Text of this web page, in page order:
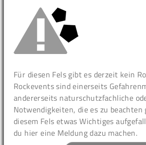
Für diesen Fels gibt es derzeit kein
Rockevents sind einerseits
andererseits naturschutzfachliche
Notwendigkeiten, die es zu beachten
diesem Fels etwas Wichtiges
du hier eine Meldung dazu machen.